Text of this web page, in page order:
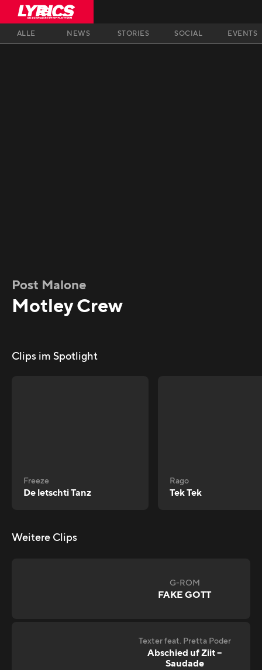
ALLE NEWS STORIES SOCIAL EVENTS
Post Malone
Motley Crew
Clips im Spotlight
Freeze
De letschti Tanz
Rago
Tek Tek
Weitere Clips
G-ROM
FAKE GOTT
Texter feat. Pretta Poder
Abschied uf Ziit –
Saudade